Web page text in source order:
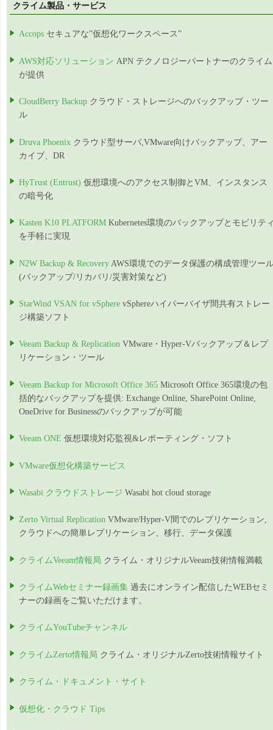
クライム製品・サービス
Accops セキュアな”仮想化ワークスペース”
AWS対応ソリューション APN テクノロジーパートナーのクライム
が提供
CloudBerry Backup クラウド・ストレージへのバックアップ・ツー
ル
Druva Phoenix クラウド型サーバ,VMware向けバックアップ、アー
カイブ、DR
HyTrust (Entrust) 仮想環境へのアクセス制御とVM、インスタンス
の暗号化
Kasten K10 PLATFORM Kubernetes環境のバックアップとモビリテ
を手軽に実現
N2W Backup & Recovery AWS環境でのデータ保護の構成管理ツー
(バックアップ/リカバリ/災害対策など)
StarWind VSAN for vSphere vSphereハイパーバイザ間共有ストレー
ジ構築ソフト
Veeam Backup & Replication VMware・Hyper-Vバックアップ＆レプ
リケーション・ツール
Veeam Backup for Microsoft Office 365 Microsoft Office 365環境の包
括的なバックアップを提供: Exchange Online, SharePoint Online,
OneDrive for Businessのバックアップが可能
Veeam ONE 仮想環境対応監視&レポーティング・ソフト
VMware仮想化構築サービス
Wasabi クラウドストレージ Wasabi hot cloud storage
Zerto Virtual Replication VMware/Hyper-V間でのレプリケーション,
クラウドへの簡単レプリケーション、移行、データ保護
クライムVeeam情報局 クライム・オリジナルVeeam技術情報満載
クライムWebセミナー録画集 過去にオンライン配信したWEBセミ
ナーの録画をご覧いただけます。
クライムYouTubeチャンネル
クライムZerto情報局 クライム・オリジナルZerto技術情報サイト
クライム・ドキュメント・サイト
仮想化・クラウド Tips